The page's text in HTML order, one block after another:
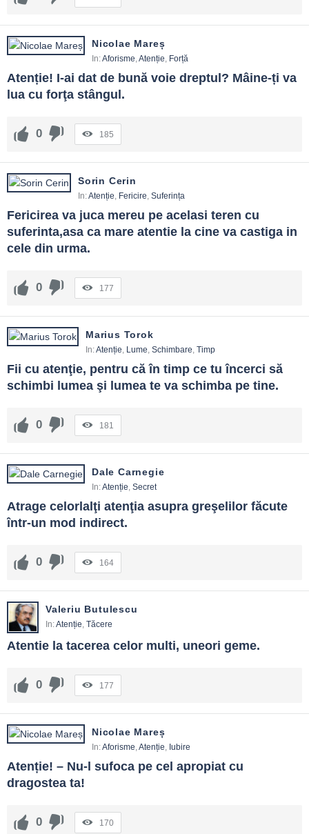
Nicolae Mareș
In:Aforisme,Atenție, Forță
Atenție! I-ai dat de bună voie dreptul? Mâine-ți va
lua cu forţa stângul.
0 185
Sorin Cerin
In:Atenție, Fericire, Suferința
Fericirea va juca mereu pe acelasi teren cu
suferinta,asa ca mare atentie la cine va castiga in
cele din urma.
0 177
Marius Torok
In:Atenție, Lume, Schimbare, Timp
Fii cu atenţie, pentru că în timp ce tu încerci să
schimbi lumea şi lumea te va schimba pe tine.
0 181
Dale Carnegie
In:Atenție, Secret
Atrage celorlalţi atenţia asupra greşelilor făcute
într-un mod indirect.
0 164
Valeriu Butulescu
In:Atenție, Tăcere
Atentie la tacerea celor multi, uneori geme.
0 177
Nicolae Mareș
In:Aforisme,Atenție, Iubire
Atenție! – Nu-l sufoca pe cel apropiat cu
dragostea ta!
0 170